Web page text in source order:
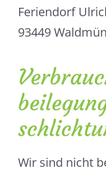
Feriendorf
93449
Wir sind nicht